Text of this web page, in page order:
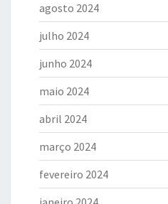
agosto 2024
julho 2024
junho 2024
maio 2024
abril 2024
março 2024
fevereiro 2024